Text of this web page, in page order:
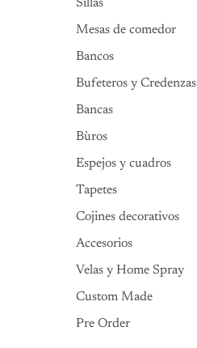
Sillas
Mesas de comedor
Bancos
Bufeteros y Credenzas
Bancas
Bùros
Espejos y cuadros
Tapetes
Cojines decorativos
Accesorios
Velas y Home Spray
Custom Made
Pre Order